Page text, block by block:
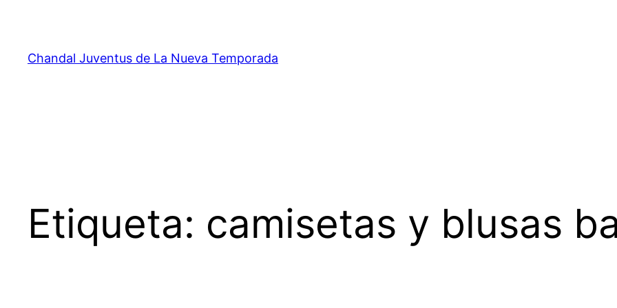
contenido
Chandal Juventus de La Nueva Temporada
Etiqueta: camisetas y blusas